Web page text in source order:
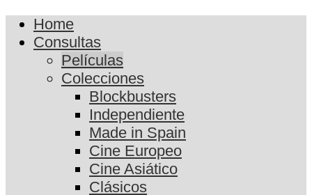
Home
Consultas
Películas
Colecciones
Blockbusters
Independiente
Made in Spain
Cine Europeo
Cine Asiático
Clásicos